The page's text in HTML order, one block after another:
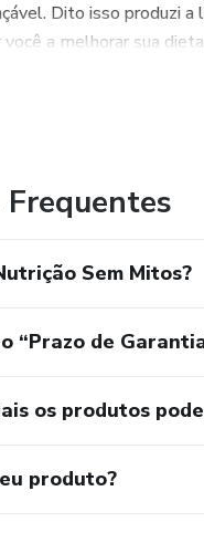
Dito isso produzi
a melhorar sua
Sem Mitos?
“Prazo de
os produtos
produto?